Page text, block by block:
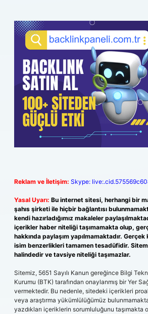
Reklam ve İletişim: Skype:
Yasal Uyarı: Bu internet sitesi, herhangi bir
şahıs şirketi ile hiçbir bağlantısı
kendi hazırladığımız makaleler
içerikler haber niteliği taşımamakta olup,
hakkında paylaşım yapılmamaktadır.
isim benzerlikleri tamamen tesadüfidir.
halindedir ve tavsiye niteliği taşımazlar.
Sitemiz, 5651 Sayılı Kanun gereğince Bilgi
Kurumu (BTK) tarafından onaylanmış bir Yer
vermektedir. Bu nedenle, sitedeki içerikleri
veya araştırma yükümlülüğümüz
yazdıkları içeriklerin sorumluluğunu taşımakta